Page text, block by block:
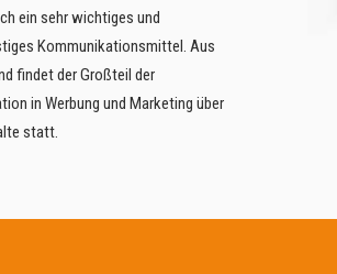
ein sehr wichtiges und
Kommunikationsmittel. Aus
findet der Großteil der
in Werbung und Marketing über
statt.